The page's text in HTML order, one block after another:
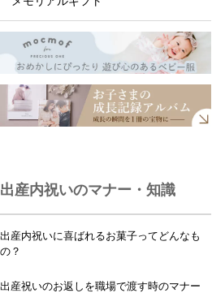
出産内祝いのマナー・知識
出産内祝いに喜ばれるお菓子ってどんなも
の？
出産祝いのお返しを職場で渡す時のマナー